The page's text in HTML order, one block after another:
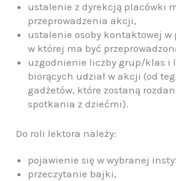
ustalenie z dyrekcją placówki
przeprowadzenia akcji,
ustalenie osoby kontaktowej w
w której ma być
uzgodnienie liczby grup/klas i
biorących udział w akcji (od
gadżetów, które zostaną
spotkania z dziećmi).
Do roli lektora należy:
pojawienie się w wybranej
przeczytanie bajki,